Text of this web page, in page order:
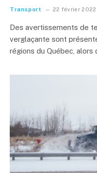
Transport 22 février 2022
Des avertissements de
verglaçante sont
régions du Québec, alors